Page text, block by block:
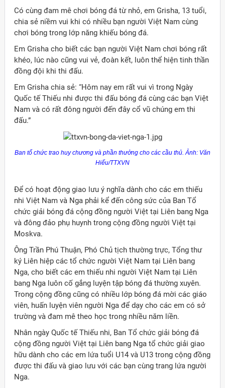
Có cùng đam mê chơi bóng đá từ nhỏ, em Grisha, 13 tuổi,
chia sẻ niềm vui khi có nhiều bạn người Việt Nam cùng
chơi bóng trong lớp năng khiếu bóng đá.
Em Grisha cho biết các bạn người Việt Nam chơi bóng rất
khéo, lúc nào cũng vui vẻ, đoàn kết, luôn thể hiện tinh thần
đồng đội khi thi đấu.
Em Grisha chia sẻ: “Hôm nay em rất vui vì trong Ngày
Quốc tế Thiếu nhi được thi đấu bóng đá cùng các bạn Việt
Nam và có rất đông người đến đây cổ vũ chúng em thi
đấu.”
Ban tổ chức trao huy chương và phần thưởng cho các cầu thủ. Ảnh: Văn
Hiếu/TTXVN
Để có hoạt động giao lưu ý nghĩa dành cho các em thiếu
nhi Việt Nam và Nga phải kể đến công sức của Ban Tổ
chức giải bóng đá cộng đồng người Việt tại Liên bang Nga
và đông đảo phụ huynh trong cộng đồng người Việt tại
Moskva.
Ông Trần Phú Thuận, Phó Chủ tịch thường trực, Tổng thư
ký Liên hiệp các tổ chức người Việt Nam tại Liên bang
Nga, cho biết các em thiếu nhi người Việt Nam tại Liên
bang Nga luôn cố gắng luyện tập bóng đá thường xuyên.
Trong cộng đồng cũng có nhiều lớp bóng đá mời các giáo
viên, huấn luyện viên người Nga để dạy cho các em có sở
trường và đam mê theo học trong nhiều năm liền.
Nhân ngày Quốc tế Thiếu nhi, Ban Tổ chức giải bóng đá
cộng đồng người Việt tại Liên bang Nga tổ chức giải giao
hữu dành cho các em lứa tuổi U14 và U13 trong cộng đồng
được thi đấu và giao lưu với các bạn cùng trang lứa người
Nga.